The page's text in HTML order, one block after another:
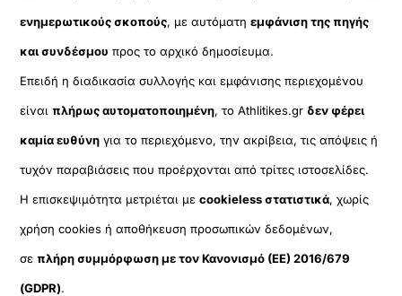
ενημερωτικούς σκοπούς, με αυτόματηεμφάνιση της πηγής
και συνδέσμου προς το αρχικό δημοσίευμα.
Επειδή η διαδικασία συλλογής και εμφάνισης περιεχομένου
είναιπλήρως αυτοματοποιημένη, το Athlitikes.gr δεν φέρει
καμία ευθύνη για το περιεχόμενο, την ακρίβεια, τις απόψεις ή
τυχόν παραβιάσεις που προέρχονται από τρίτες ιστοσελίδες.
Η επισκεψιμότητα μετριέται μεcookieless στατιστικά, χωρίς
χρήση cookies ή αποθήκευση προσωπικών δεδομένων,
σεπλήρη συμμόρφωση με τον Κανονισμό (ΕΕ) 2016/679
(GDPR).